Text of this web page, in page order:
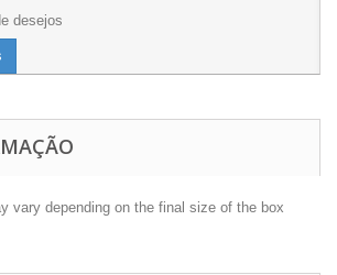
desejos
vary depending on the final size of the box